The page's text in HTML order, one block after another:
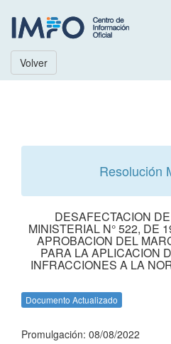
Volver
Resolución
DESAFECTACION
MINISTERIAL N° 522, DE
APROBACION DEL
PARA LA APLICACION
INFRACCIONES A LA
Documento Actualizado
Promulgación: 08/08/2022